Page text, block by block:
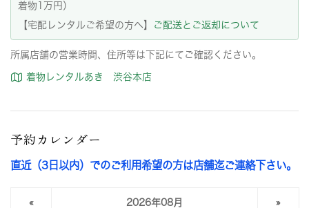
着物1万円）
【宅配レンタルご希望の方へ】
ご配送とご返却について
所属店舗の営業時間、住所等は下記にてご確認ください。
着物レンタルあき 渋谷本店
予約カレンダー
直近（3日以内）でのご利用希望の方は店舗迄ご連絡下さい。
« 2026年08月 »